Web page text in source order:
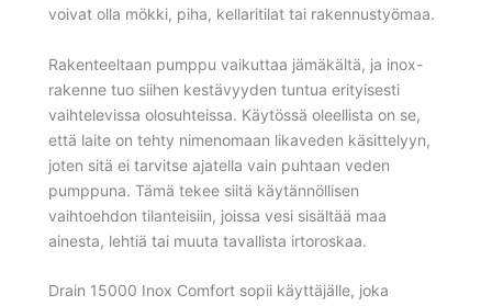
voivat olla mökki, piha, kellaritilat tai rakennustyömaa.
Rakenteeltaan pumppu vaikuttaa jämäkältä, ja inox-
rakenne tuo siihen kestävyyden tuntua erityisesti
vaihtelevissa olosuhteissa. Käytössä oleellista on se,
että laite on tehty nimenomaan likaveden käsittelyyn,
joten sitä ei tarvitse ajatella vain puhtaan veden
pumppuna. Tämä tekee siitä käytännöllisen
vaihtoehdon tilanteisiin, joissa vesi sisältää maa
ainesta, lehtiä tai muuta tavallista irtoroskaa.
Drain 15000 Inox Comfort sopii käyttäjälle, joka